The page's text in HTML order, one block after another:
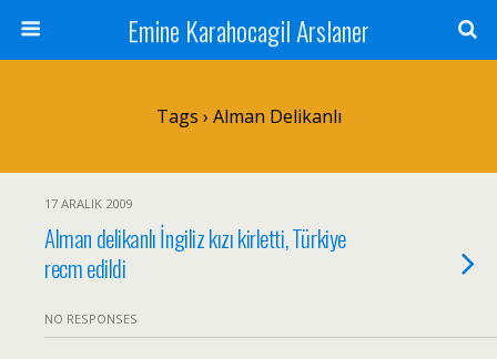
Emine Karahocagil Arslaner
Tags › Alman Delikanlı
17 ARALIK 2009
Alman delikanlı İngiliz kızı kirletti, Türkiye
recm edildi
NO RESPONSES